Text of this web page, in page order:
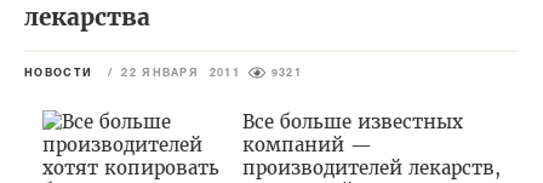
лекарства
НОВОСТИ / 22 ЯНВАРЯ 2011 9321
Все больше известных
компаний —
производителей лекарств,